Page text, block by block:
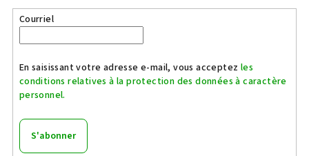
Courriel
En saisissant votre adresse e-mail, vous acceptez les
conditions relatives à la protection des données à caractère
personnel.
S'abonner